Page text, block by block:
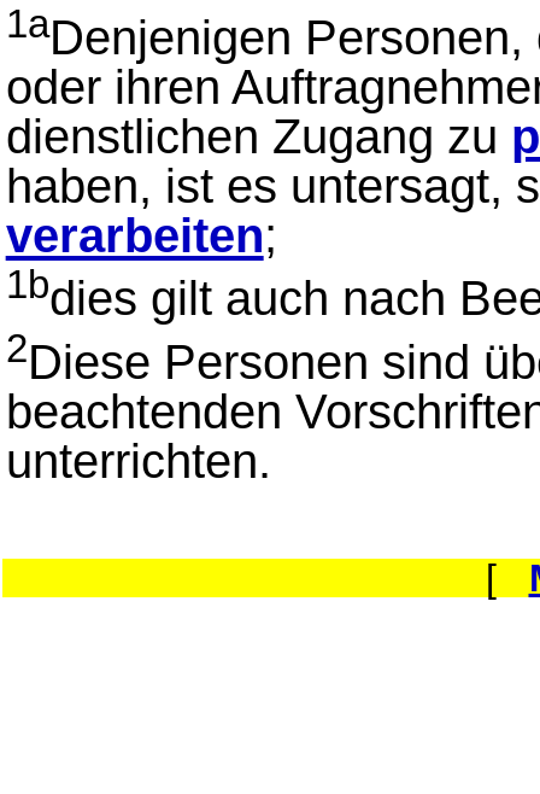
1aDenjenigen
oder ihren
dienstlichen Zugang zu
haben, ist es untersagt,
verarbeiten;
1bdies gilt auch nach
2Diese Personen sind
beachtenden
unterrichten.
[